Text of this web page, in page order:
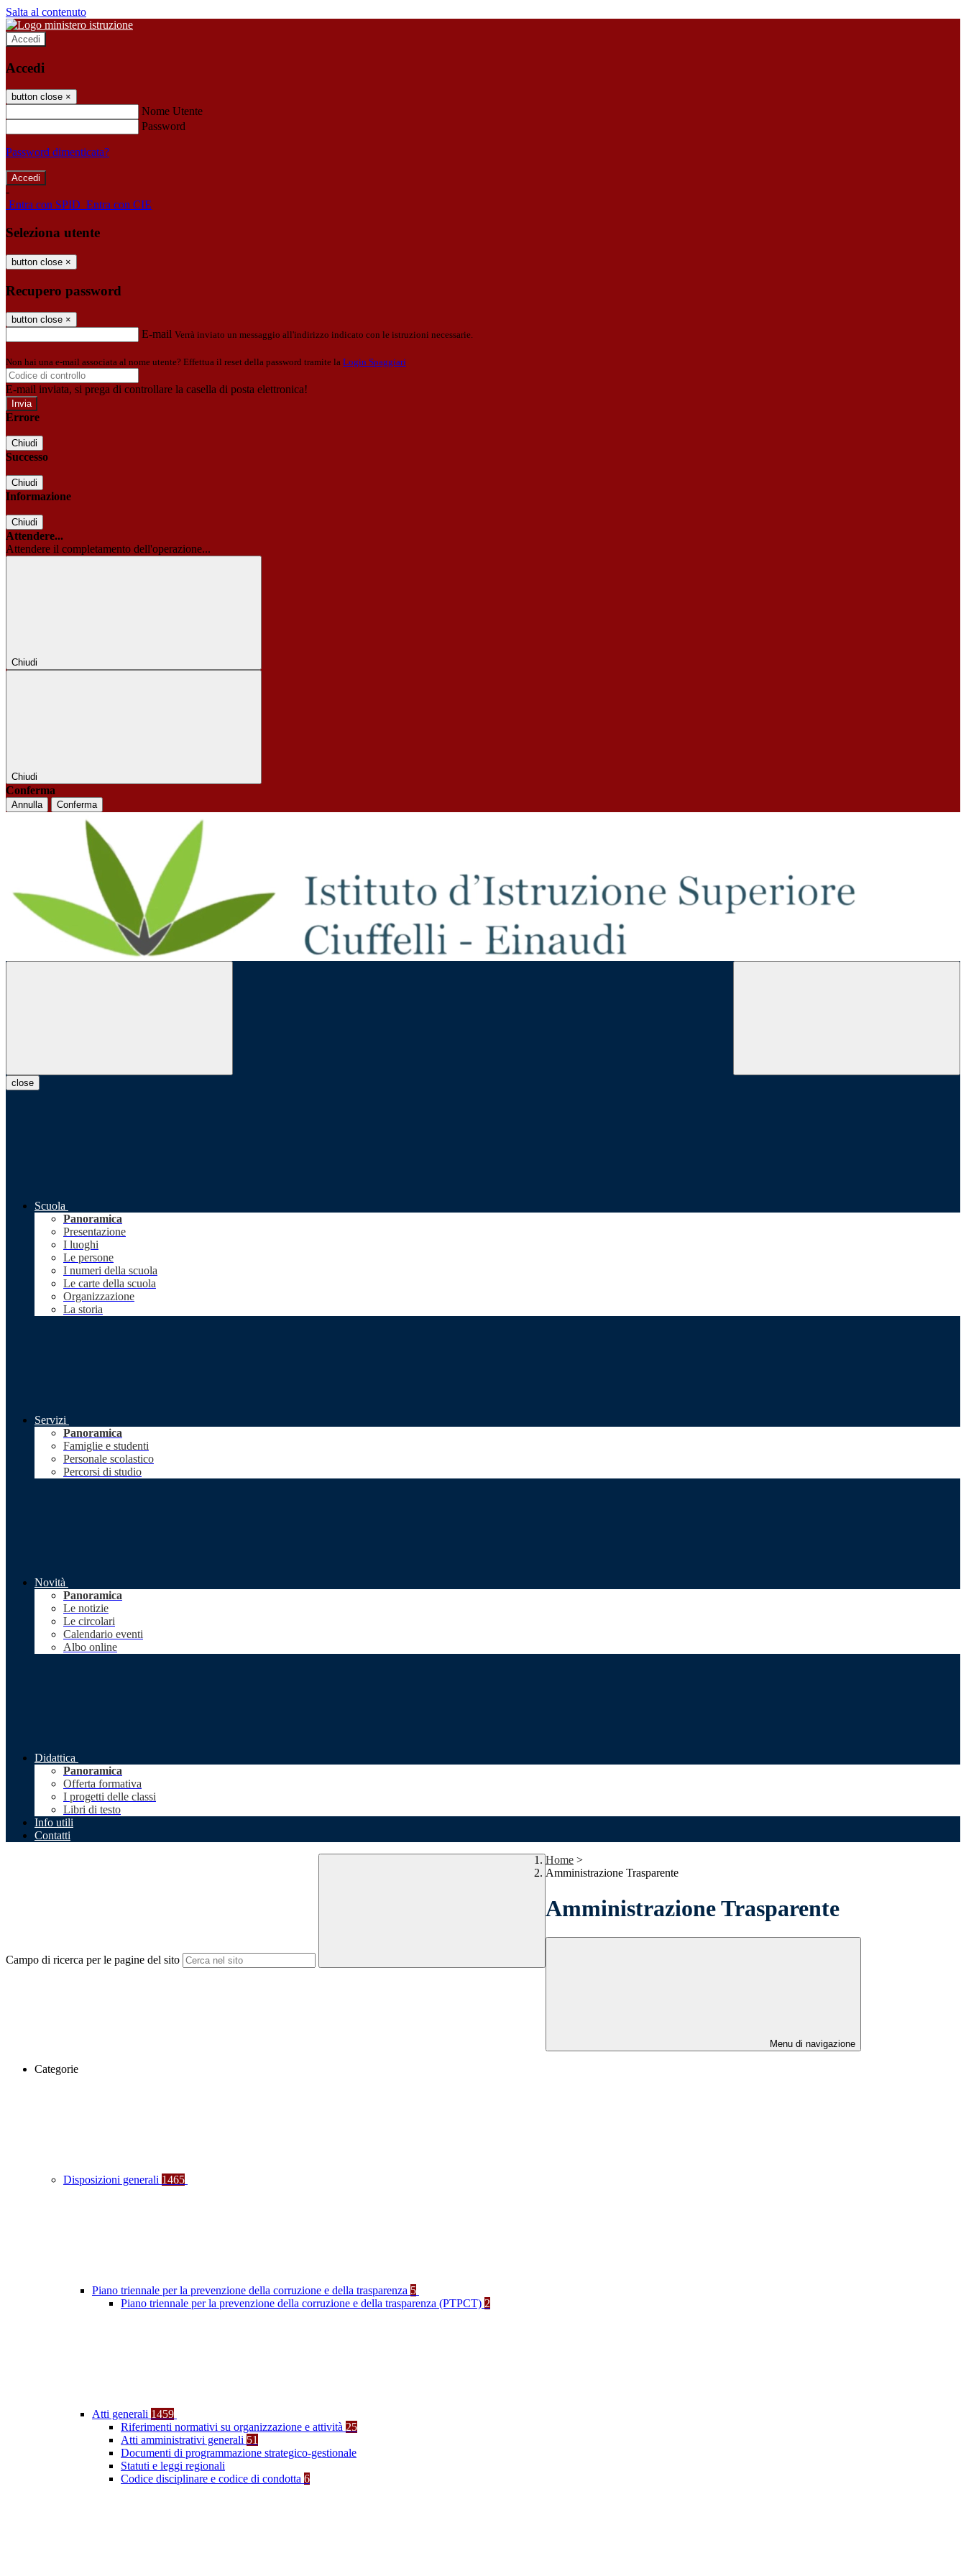
Salta al contenuto
Accedi
Accedi
button close ×
Nome Utente
Password
Password dimenticata?
-
Entra con SPID Entra con CIE
Seleziona utente
button close ×
Recupero password
button close ×
E-mail Verrà inviato un messaggio all'indirizzo indicato con le istruzioni necessarie.
Non hai una e-mail associata al nome utente? Effettua il reset della password tramite la Login Spaggiari
E-mail inviata, si prega di controllare la casella di posta elettronica!
Errore
Chiudi
Successo
Chiudi
Informazione
Chiudi
Attendere...
Attendere il completamento dell'operazione...
Chiudi
Chiudi
Conferma
Annulla Conferma
close
Scuola
Panoramica
Presentazione
I luoghi
Le persone
I numeri della scuola
Le carte della scuola
Organizzazione
La storia
Servizi
Panoramica
Famiglie e studenti
Personale scolastico
Percorsi di studio
Novità
Panoramica
Le notizie
Le circolari
Calendario eventi
Albo online
Didattica
Panoramica
Offerta formativa
I progetti delle classi
Libri di testo
Info utili
Contatti
Campo di ricerca per le pagine del sito
Home >
Amministrazione Trasparente
Amministrazione Trasparente
Menu di navigazione
Categorie
Disposizioni generali 1465
Piano triennale per la prevenzione della corruzione e della trasparenza 5
Piano triennale per la prevenzione della corruzione e della trasparenza (PTPCT) 2
Atti generali 1459
Riferimenti normativi su organizzazione e attività 25
Atti amministrativi generali 51
Documenti di programmazione strategico-gestionale
Statuti e leggi regionali
Codice disciplinare e codice di condotta 6